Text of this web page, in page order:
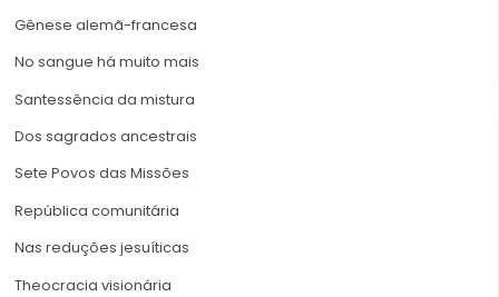
Gênese alemã-francesa
No sangue há muito mais
Santessência da mistura
Dos sagrados ancestrais
Sete Povos das Missões
República comunitária
Nas reduções jesuíticas
Theocracia visionária